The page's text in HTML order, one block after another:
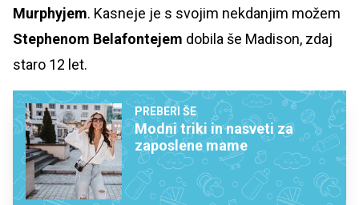
Murphyjem. Kasneje je s svojim nekdanjim možem
Stephenom Belafontejem dobila še Madison, zdaj
staro 12 let.
PREBERI ŠE
Modni triki in nasveti za
zaposlene mame